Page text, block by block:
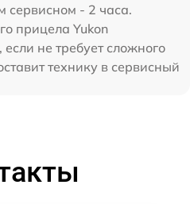
сервисном - 2 часа.
прицела Yukon
не требует сложного
технику в сервисный